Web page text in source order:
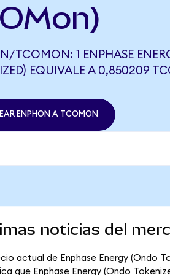
TCOMON: 1 ENPHASE
EQUIVALE A 0,850209
ENPHON A TCOMON
noticias del
actual de Enphase Energy (Ondo
que Enphase Energy (Ondo